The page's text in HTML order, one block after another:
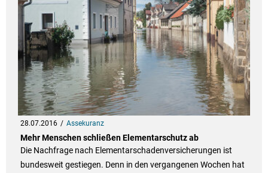
28.07.2016 Assekuranz
Mehr Menschen schließen Elementarschutz ab
Die Nachfrage nach Elementarschadenversicherungen ist
bundesweit gestiegen. Denn in den vergangenen Wochen hat